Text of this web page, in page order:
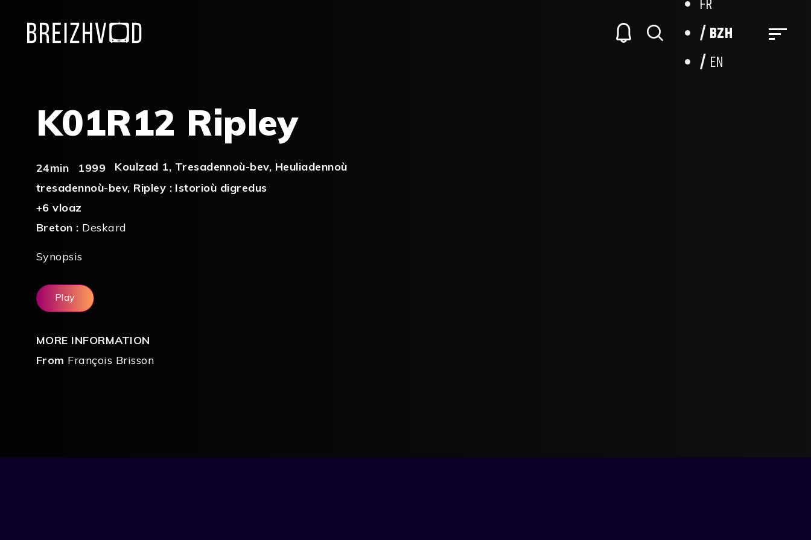
FR
BZH
EN
K01R12 Ripley
24min 1999 Koulzad 1, Tresadennoù-bev, Heuliadennoù
tresadennoù-bev, Ripley : Istorioù digredus
+6 vloaz
Breton : Deskard
Synopsis
Play
MORE INFORMATION
From François Brisson